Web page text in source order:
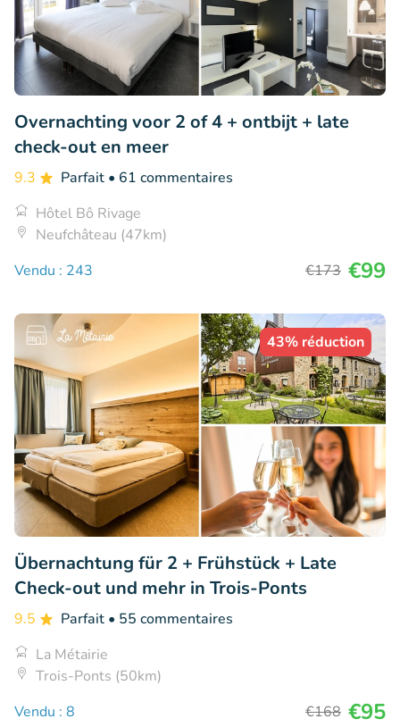
Overnachting voor 2 of 4 + ontbijt + late
check-out en meer
9.3 Parfait • 61 commentaires
Hôtel Bô Rivage
Neufchâteau (47km)
Vendu : 243
€173 €99
43% réduction
Übernachtung für 2 + Frühstück + Late
Check-out und mehr in Trois-Ponts
9.5 Parfait • 55 commentaires
La Métairie
Trois-Ponts (50km)
Vendu : 8
€168 €95